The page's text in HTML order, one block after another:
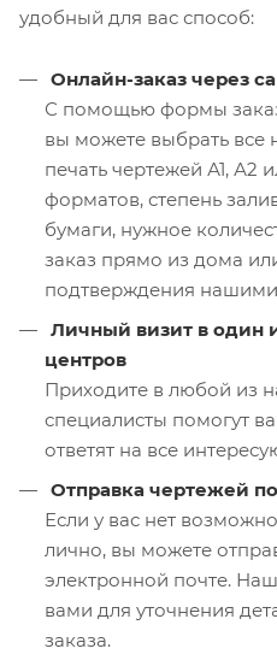
удобный для вас способ:
Онлайн-заказ через
С помощью формы
вы можете выбрать
печать чертежей А1, А2
форматов, степень
бумаги, нужное
заказ прямо из дома
подтверждения
Личный визит в один
центров
Приходите в любой из
специалисты помогут
ответят на все
Отправка чертежей
Если у вас нет
лично, вы можете
электронной почте.
вами для уточнения
заказа.